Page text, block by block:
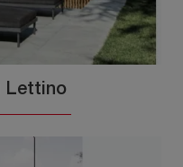
Lettino